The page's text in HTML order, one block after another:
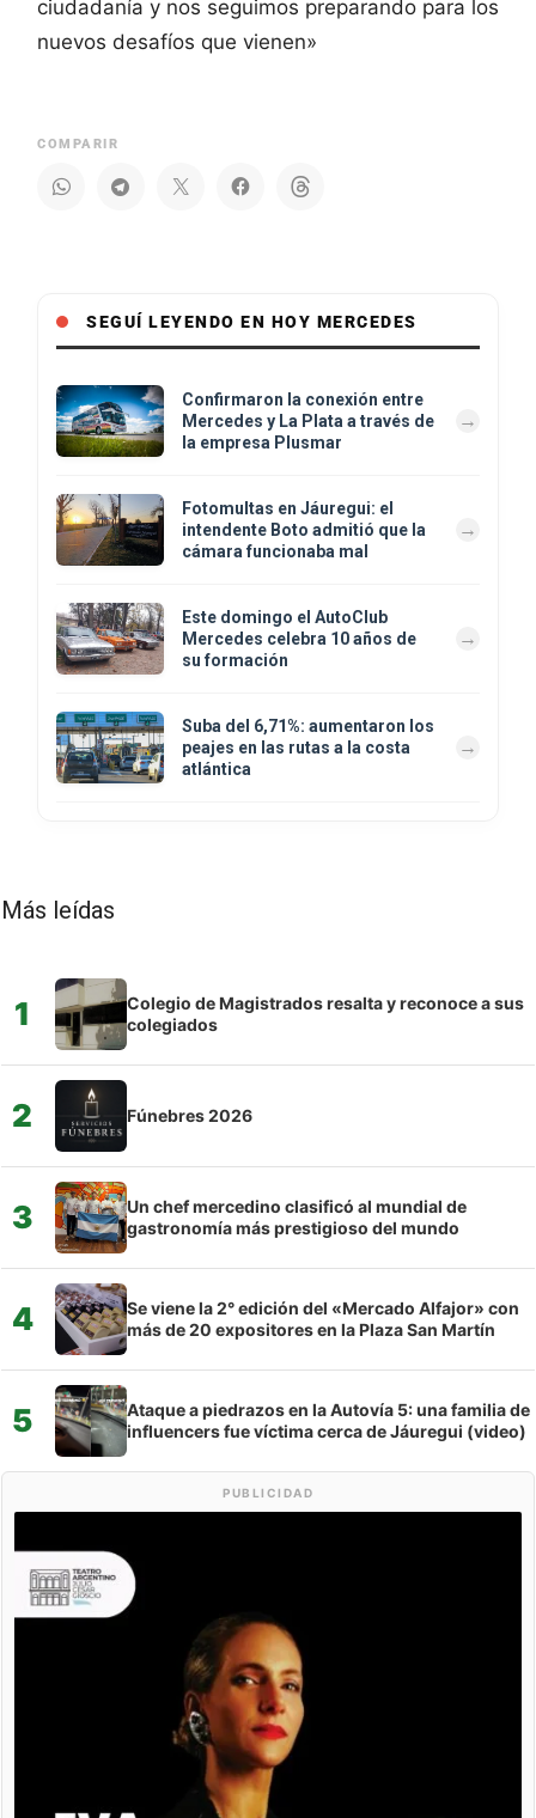
ciudadanía y nos seguimos preparando para los
nuevos desafíos que vienen»
COMPARIR
SEGUÍ LEYENDO EN HOY MERCEDES
Confirmaron la conexión entre
Mercedes y La Plata a través de
la empresa Plusmar
Fotomultas en Jáuregui: el
intendente Boto admitió que la
cámara funcionaba mal
Este domingo el AutoClub
Mercedes celebra 10 años de
su formación
Suba del 6,71%: aumentaron los
peajes en las rutas a la costa
atlántica
Más leídas
1
Colegio de Magistrados resalta y reconoce a sus
colegiados
2 Fúnebres 2026
3
Un chef mercedino clasificó al mundial de
gastronomía más prestigioso del mundo
4
Se viene la 2° edición del «Mercado Alfajor» con
más de 20 expositores en la Plaza San Martín
5
Ataque a piedrazos en la Autovía 5: una familia de
influencers fue víctima cerca de Jáuregui (video)
PUBLICIDAD